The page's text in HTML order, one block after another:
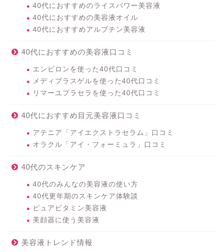
40代におすすめのライスパワー美容液
40代におすすめの美容液オイル
40代におすすめアルブチン美容液
40代におすすめの美容液口コミ
エンビロンを使った40代口コミ
メディプラスゲルを使った40代口コミ
リマーユプラセラを使った40代口コミ
40代におすすめ目元美容液口コミ
アテニア「アイエクストラセラム」口コミ
オラクル「アイ・フォーミュラ」口コミ
40代のスキンケア
40代のみんなの美容液の使い方
40代更年期のスキンケア体験談
ピュアビタミン美容液
美顔器に使う美容液
美容液トレンド情報